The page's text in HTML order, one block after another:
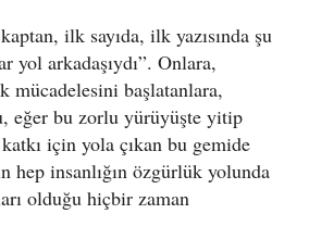
kaptan, ilk sayıda, ilk yazısında şu
yol arkadaşıydı”. Onlara,
mücadelesini başlatanlara,
eğer bu zorlu yürüyüşte yitip
için yola çıkan bu gemide
hep insanlığın özgürlük yolunda
olduğu hiçbir zaman